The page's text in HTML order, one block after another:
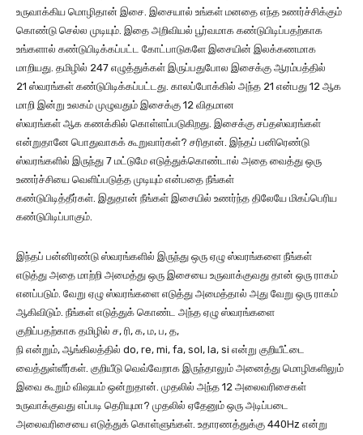
உருவாக்கிய மொழிதான் இசை. இசையால் உங்கள் மனதை எந்த உணர்ச்சிக்கும்
கொண்டு செல்ல முடியும். இதை அறிவியல் பூர்வமாக கண்டுபிடிப்பதற்காக
உங்களால் கண்டுபிடிக்கப்பட்ட கோட்பாடுகளே இசையின் இலக்கணமாக
மாறியது. தமிழில் 247 எழுத்துக்கள் இருப்பதுபோல இசைக்கு ஆரம்பத்தில்
21 ஸ்வரங்கள் கண்டுபிடிக்கப்பட்டது. காலப்போக்கில் அந்த 21 என்பது 12 ஆக
மாறி இன்று உலகம் முழுவதும் இசைக்கு 12 விதமான
ஸ்வரங்கள் ஆக கணக்கில் கொள்ளப்படுகிறது. இசைக்கு சப்தஸ்வரங்கள்
என்றுதானே பொதுவாகக் கூறுவார்கள்? சரிதான். இந்தப் பனிரெண்டு
ஸ்வரங்களில் இருந்து 7 மட்டுமே எடுத்துக்கொண்டால் அதை வைத்து ஒரு
உணர்ச்சியை வெளிப்படுத்த முடியும் என்பதை நீங்கள்
கண்டுபிடித்தீர்கள். இதுதான் நீங்கள் இசையில் உணர்ந்த திலேயே மிகப்பெரிய
கண்டுபிடிப்பாகும்.
இந்தப் பன்னிரண்டு ஸ்வரங்களில் இருந்து ஒரு ஏழு ஸ்வரங்களை நீங்கள்
எடுத்து அதை மாற்றி அமைத்து ஒரு இசையை உருவாக்குவது தான் ஒரு ராகம்
எனப்படும். வேறு ஏழு ஸ்வரங்களை எடுத்து அமைத்தால் அது வேறு ஒரு ராகம்
ஆகிவிடும். நீங்கள் எடுத்துக் கொண்ட அந்த ஏழு ஸ்வரங்களை
குறிப்பதற்காக தமிழில் ச, ரி, க, ம, ப, த,
நி என்றும், ஆங்கிலத்தில் do, re, mi, fa, sol, la, si என்று குறியீட்டை
வைத்துள்ளீர்கள். குறியீடு வெவ்வேறாக இருந்தாலும் அனைத்து மொழிகளிலும்
இவை கூறும் விஷயம் ஒன்றுதான். முதலில் அந்த 12 அலைவரிசைகள்
உருவாக்குவது எப்படி தெரியுமா? முதலில் ஏதேனும் ஒரு அடிப்படை
அலைவரிசையை எடுத்துக் கொள்ளுங்கள். உதாரணத்துக்கு 440Hz என்று